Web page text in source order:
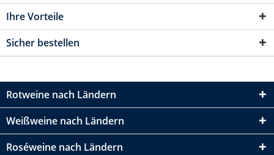
Ihre Vorteile
Sicher bestellen
Rotweine nach Ländern
Weißweine nach Ländern
Roséweine nach Ländern